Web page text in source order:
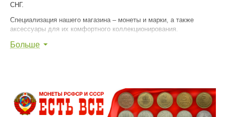
СНГ.
Специализация нашего магазина – монеты и марки, а также
аксессуары для их комфортного коллекционирования.
Мы уважаем ваше хобби и помогаем вам достигнуть в нем
Больше